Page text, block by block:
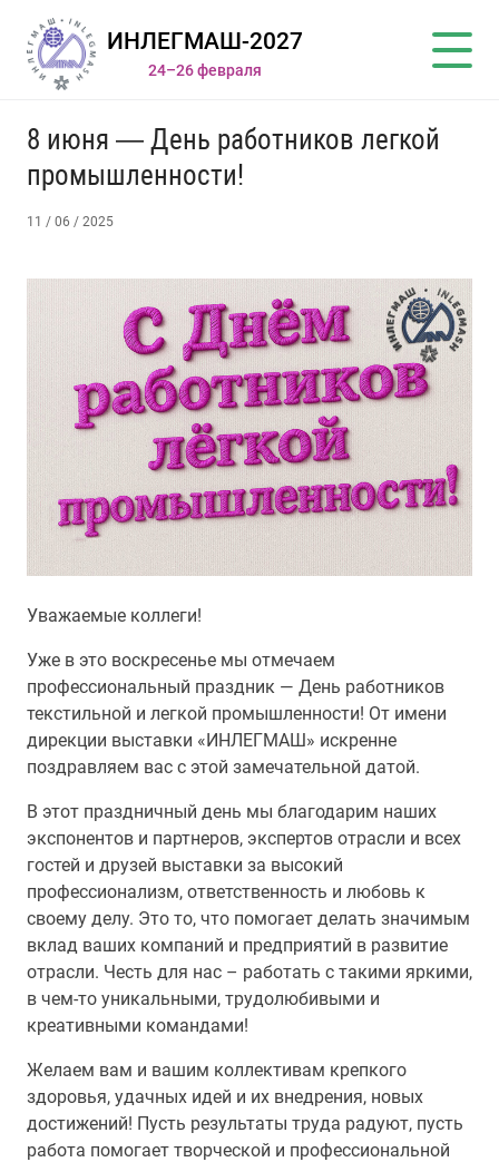
ИНЛЕГМАШ-2027
24–26 февраля
8 июня — День работников легкой
промышленности!
11 / 06 / 2025
Уважаемые коллеги!
Уже в это воскресенье мы отмечаем
профессиональный праздник — День работников
текстильной и легкой промышленности! От имени
дирекции выставки «ИНЛЕГМАШ» искренне
поздравляем вас с этой замечательной датой.
В этот праздничный день мы благодарим наших
экспонентов и партнеров, экспертов отрасли и всех
гостей и друзей выставки за высокий
профессионализм, ответственность и любовь к
своему делу. Это то, что помогает делать значимым
вклад ваших компаний и предприятий в развитие
отрасли. Честь для нас – работать с такими яркими,
в чем-то уникальными, трудолюбивыми и
креативными командами!
Желаем вам и вашим коллективам крепкого
здоровья, удачных идей и их внедрения, новых
достижений! Пусть результаты труда радуют, пусть
работа помогает творческой и профессиональной